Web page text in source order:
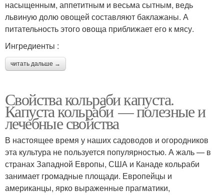
насыщенным, аппетитным и весьма сытным, ведь
львиную долю овощей составляют баклажаны. А
питательность этого овоща приближает его к мясу.
Ингредиенты :
читать дальше →
Свойства кольраби капуста.
Капуста кольраби — полезные и
лечебные свойства
В настоящее время у наших садоводов и огородников
эта культура не пользуется популярностью. А жаль — в
странах Западной Европы, США и Канаде кольраби
занимает громадные площади. Европейцы и
американцы, ярко выраженные прагматики,